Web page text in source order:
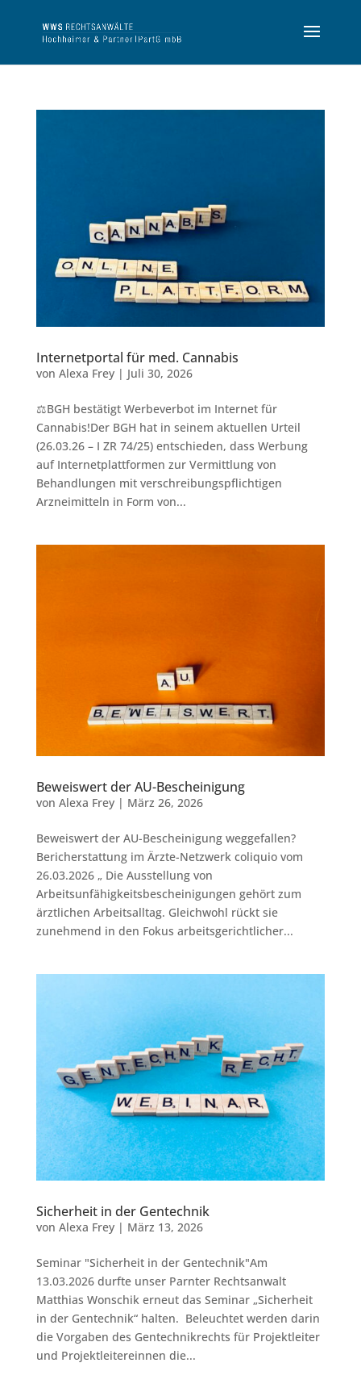
Internetportal für med. Cannabis
von Alexa Frey| Juli 30, 2026
⚖️BGH bestätigt Werbeverbot im Internet für
Cannabis!Der BGH hat in seinem aktuellen Urteil
(26.03.26 – I ZR 74/25) entschieden, dass Werbung
auf Internetplattformen zur Vermittlung von
Behandlungen mit verschreibungspflichtigen
Arzneimitteln in Form von...
Beweiswert der AU-Bescheinigung
von Alexa Frey| März 26, 2026
Beweiswert der AU-Bescheinigung weggefallen?
Bericherstattung im Ärzte-Netzwerk coliquio vom
26.03.2026 „ Die Ausstellung von
Arbeitsunfähigkeitsbescheinigungen gehört zum
ärztlichen Arbeitsalltag. Gleichwohl rückt sie
zunehmend in den Fokus arbeitsgerichtlicher...
Sicherheit in der Gentechnik
von Alexa Frey| März 13, 2026
Seminar "Sicherheit in der Gentechnik"Am
13.03.2026 durfte unser Parnter Rechtsanwalt
Matthias Wonschik erneut das Seminar „Sicherheit
in der Gentechnik“ halten. Beleuchtet werden darin
die Vorgaben des Gentechnikrechts für Projektleiter
und Projektleitereinnen die...